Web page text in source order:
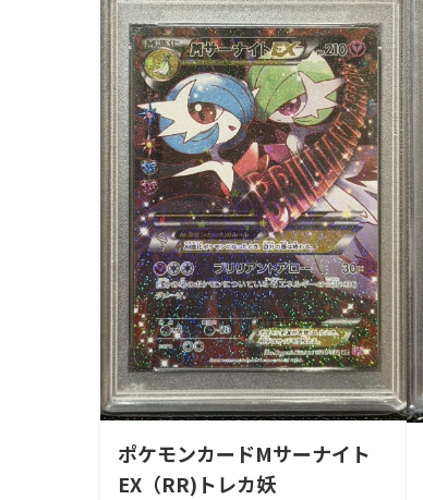
ポケモンカードMサーナイト
EX（RR)トレカ妖